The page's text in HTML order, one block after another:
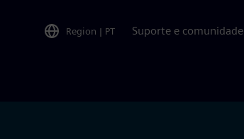
Region | PT Suporte e comunidade